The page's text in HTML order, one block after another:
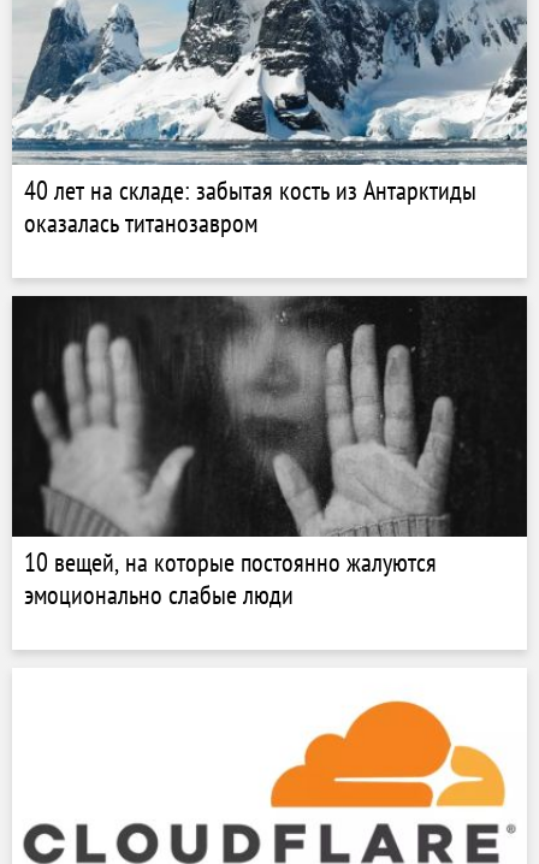
40 лет на складе: забытая кость из Антарктиды
оказалась титанозавром
10 вещей, на которые постоянно жалуются
эмоционально слабые люди